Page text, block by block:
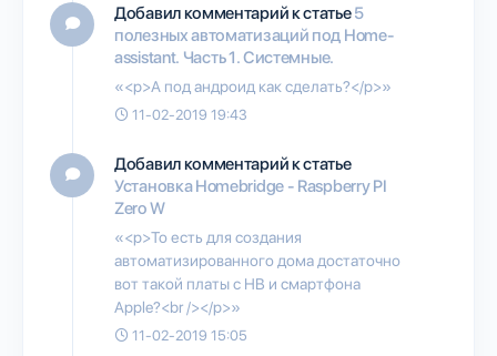
Добавил комментарий к статье5
полезных автоматизаций под Home-
assistant. Часть 1. Системные.
«<p>А под андроид как сделать?</p>»
11-02-2019 19:43
Добавил комментарий к статье
Установка Homebridge - Raspberry PI
Zero W
«<p>То есть для создания
автоматизированного дома достаточно
вот такой платы с HB и смартфона
Apple?<br /></p>»
11-02-2019 15:05